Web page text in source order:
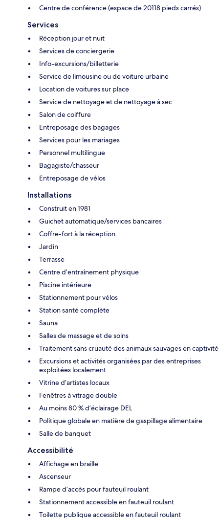
Centre de conférence (espace de 20118 pieds carrés)
Services
Réception jour et nuit
Services de conciergerie
Info-excursions/billetterie
Service de limousine ou de voiture urbaine
Location de voitures sur place
Service de nettoyage et de nettoyage à sec
Salon de coiffure
Entreposage des bagages
Services pour les mariages
Personnel multilingue
Bagagiste/chasseur
Entreposage de vélos
Installations
Construit en 1981
Guichet automatique/services bancaires
Coffre-fort à la réception
Jardin
Terrasse
Centre d’entraînement physique
Piscine intérieure
Stationnement pour vélos
Station santé complète
Sauna
Salles de massage et de soins
Traitement sans cruauté des animaux sauvages en captivité
Excursions et activités organisées par des entreprises
exploitées localement
Vitrine d’artistes locaux
Fenêtres à vitrage double
Au moins 80 % d’éclairage DEL
Politique globale en matière de gaspillage alimentaire
Salle de banquet
Accessibilité
Affichage en braille
Ascenseur
Rampe d’accès pour fauteuil roulant
Stationnement accessible en fauteuil roulant
Toilette publique accessible en fauteuil roulant